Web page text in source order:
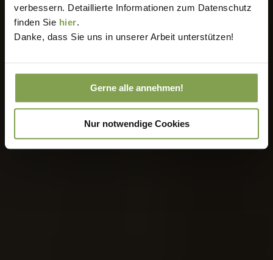
verbessern. Detaillierte Informationen zum Datenschutz
finden Sie hier.
Danke, dass Sie uns in unserer Arbeit unterstützen!
Gerne alle annehmen!
Nur notwendige Cookies